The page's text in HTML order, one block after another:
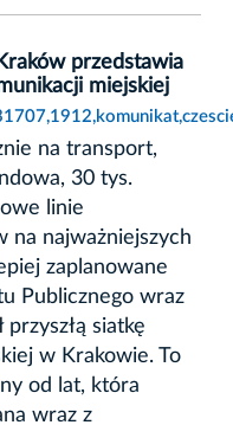
przedstawia
miejskiej
na transport,
30 tys.
linie
na najważniejszych
zaplanowane
Publicznego wraz
siatkę
w Krakowie. To
od lat, która
wraz z